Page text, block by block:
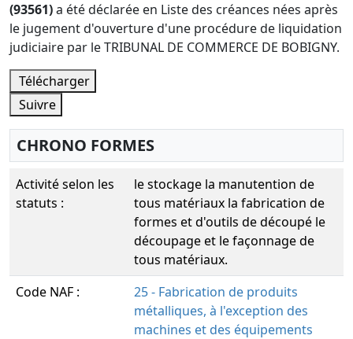
(93561)a été déclarée en Liste des créances nées après
le jugement d'ouverture d'une procédure de liquidation
judiciaire par le TRIBUNAL DE COMMERCE DE BOBIGNY.
Télécharger
Suivre
CHRONO FORMES
Activité selon les
statuts :
le stockage la manutention de
tous matériaux la fabrication de
formes et d'outils de découpé le
découpage et le façonnage de
tous matériaux.
Code NAF :
25 - Fabrication de produits
métalliques, à l'exception des
machines et des équipements